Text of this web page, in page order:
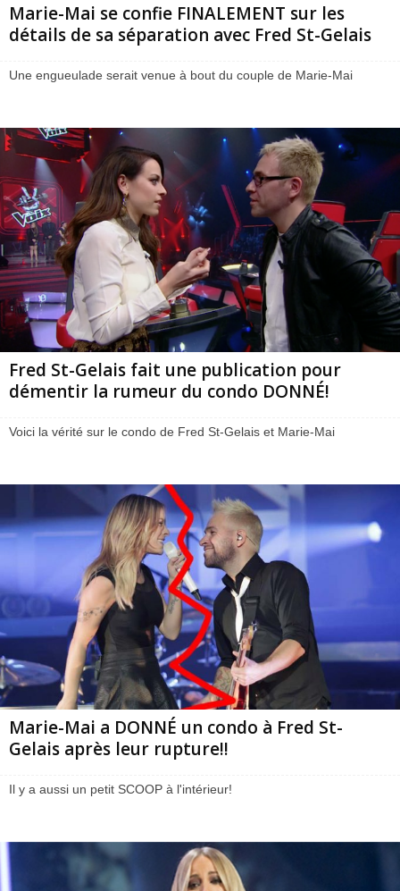
Marie-Mai se confie FINALEMENT sur les
détails de sa séparation avec Fred St-Gelais
Une engueulade serait venue à bout du couple de Marie-Mai
Fred St-Gelais fait une publication pour
démentir la rumeur du condo DONNÉ!
Voici la vérité sur le condo de Fred St-Gelais et Marie-Mai
Marie-Mai a DONNÉ un condo à Fred St-
Gelais après leur rupture!!
Il y a aussi un petit SCOOP à l'intérieur!